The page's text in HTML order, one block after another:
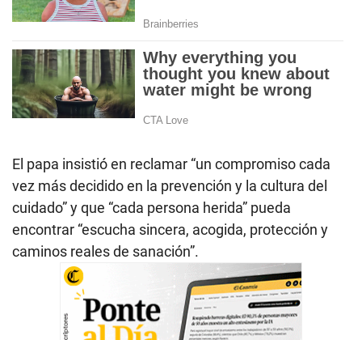
El papa insistió en reclamar “un compromiso cada
vez más decidido en la prevención y la cultura del
cuidado” y que “cada persona herida” pueda
encontrar “escucha sincera, acogida, protección y
caminos reales de sanación”.